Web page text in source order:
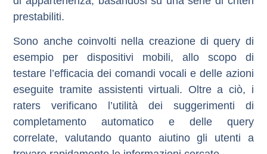
prestabiliti.
Sono anche coinvolti nella creazione diquery di
esempio per dispositivi mobili, allo scopo di
testare l’efficacia dei comandi vocali e delle azioni
eseguite tramite assistenti virtuali. Oltre a ciò, i
raters verificano l’utilità dei suggerimenti di
completamento automatico e delle query
correlate, valutando quanto aiutino gli utenti a